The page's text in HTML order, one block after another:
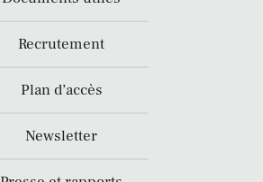
Recrutement
Plan d’accès
Newsletter